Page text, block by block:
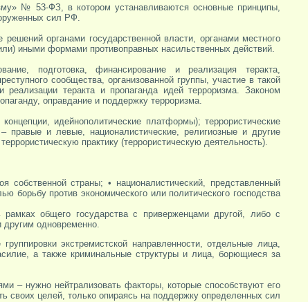
№ 53-ФЗ, в котором устанавливаются основные принципы,
сил РФ.
органами государственной власти, органами местного
иными формами противоправных насильственных действий.
подготовка, финансирование и реализация теракта,
сообщества, организованной группы, участие в такой
теракта и пропаганда идей терроризма. Законом
оправдание и поддержку терроризма.
идейнополитические платформы); террористические
правые и левые, националистические, религиозные и другие
практику (террористическую деятельность).
собственной страны; • националистический, представленный
борьбу против экономического или политического господства
общего государства с приверженцами другой, либо с
другим одновременно.
экстремистской направленности, отдельные лица,
а также криминальные структуры и лица, борющиеся за
– нужно нейтрализовать факторы, которые способствуют его
своих целей, только опираясь на поддержку определенных сил